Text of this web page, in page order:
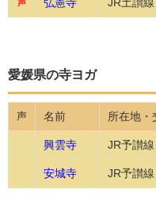
声 弘憲寺 JR土讃
愛媛県の寺ヨガ
声 名前 所在地・
興雲寺 JR予讃
安城寺 JR予讃